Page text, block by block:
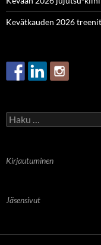
Kevätkauden 2026
Haku:
Kirjautuminen
Jäsensivut